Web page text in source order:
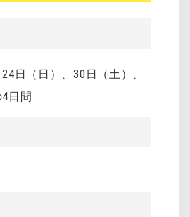
日（日）、30日（土）、
日間